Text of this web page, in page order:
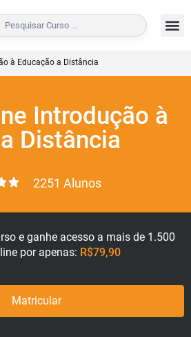
BUSCAR
à Educação a Distância
Introdução à
Distância
2251 Alunos
e ganhe acesso a mais de 1.500
por apenas: R$79,90
Matricular